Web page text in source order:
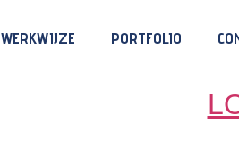
WERKWIJZE PORTFOLIO
Portfolio